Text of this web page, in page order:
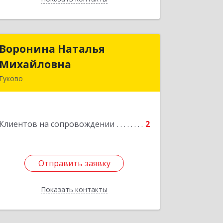
Воронина Наталья
Михайловна
Гуково
Клиентов на сопровождении 2
Отправить заявку
Показать контакты
Воронина Наталья
Отправить заявку
Назад